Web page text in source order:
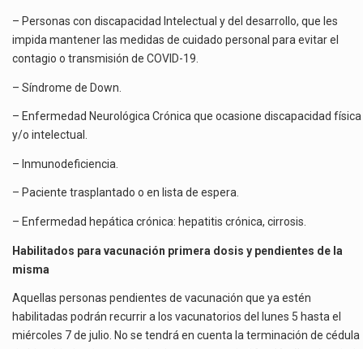
– Personas con discapacidad Intelectual y del desarrollo, que les
impida mantener las medidas de cuidado personal para evitar el
contagio o transmisión de COVID-19.
– Síndrome de Down.
– Enfermedad Neurológica Crónica que ocasione discapacidad física
y/o intelectual.
– Inmunodeficiencia.
– Paciente trasplantado o en lista de espera.
– Enfermedad hepática crónica: hepatitis crónica, cirrosis.
Habilitados para vacunación primera dosis y pendientes de la
misma
Aquellas personas pendientes de vacunación que ya estén
habilitadas podrán recurrir a los vacunatorios del lunes 5 hasta el
miércoles 7 de julio. No se tendrá en cuenta la terminación de cédula